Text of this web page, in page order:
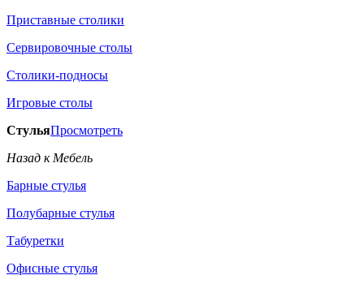
Приставные столики
Сервировочные столы
Столики-подносы
Игровые столы
СтульяПросмотреть
Назад к Мебель
Барные стулья
Полубарные стулья
Табуретки
Офисные стулья